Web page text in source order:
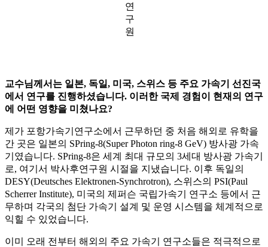
연
구
원
교수님께서는 일본, 독일, 미국, 스위스 등 주요 가속기 선진국
에서 연구를 진행하셨습니다. 이러한 국제 경험이 현재의 연구
에 어떤 영향을 미쳤나요?
제가 포항가속기연구소에서 근무하던 중 처음 해외로 유학을
간 곳은 일본의 SPring-8(Super Photon ring-8 GeV) 방사광 가속
기였습니다. SPring-8은 세계 최대 규모의 3세대 방사광 가속기
로, 여기서 박사후연구원 시절을 지냈습니다. 이후 독일의
DESY(Deutsches Elektronen-Synchrotron), 스위스의 PSI(Paul
Scherrer Institute), 미국의 제퍼슨 국립가속기 연구소 등에서 근
무하며 각국의 첨단 가속기 설계 및 운영 시스템을 체계적으로
익힐 수 있었습니다.
이미 오래 전부터 해외의 주요 가속기 연구소들은 적극적으로